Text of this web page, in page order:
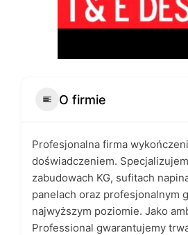
O firmie
Profesjonalna firma
doświadczeniem.
zabudowach KG, sufitach
panelach oraz profesjonalnym
najwyższym poziomie. Jako
Professional gwarantujemy